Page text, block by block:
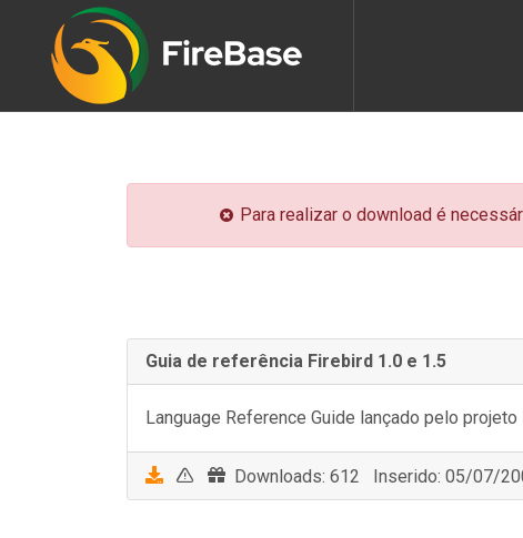
Para realizar o download é
Guia de referência Firebird 1.0 e 1.5
Language Reference Guide lançado pelo
Downloads: 612 Inserido: 05/07/